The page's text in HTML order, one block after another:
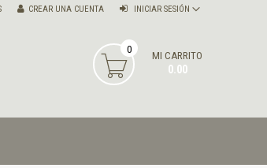
INICIAR SESIÓN
CREAR UNA CUENTA
MI CARRITO
0.00
0